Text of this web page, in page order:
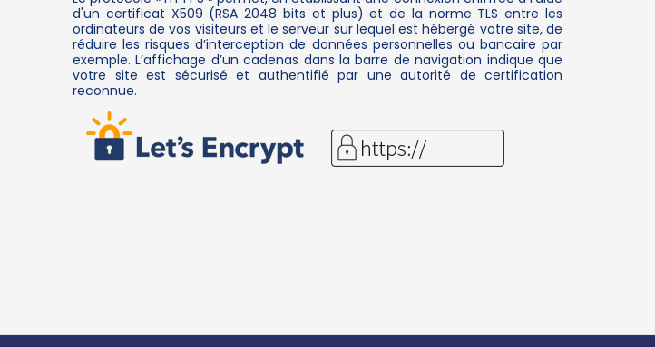
d'un certificat X509 (RSA 2048 bits et plus) et de la norme TLS entre les
ordinateurs de vos visiteurs et le serveur sur lequel est hébergé votre site, de
réduire les risques d’interception de données personnelles ou bancaire par
exemple. L’affichage d’un cadenas dans la barre de navigation indique que
votre site est sécurisé et authentifié par une autorité de certification
reconnue.